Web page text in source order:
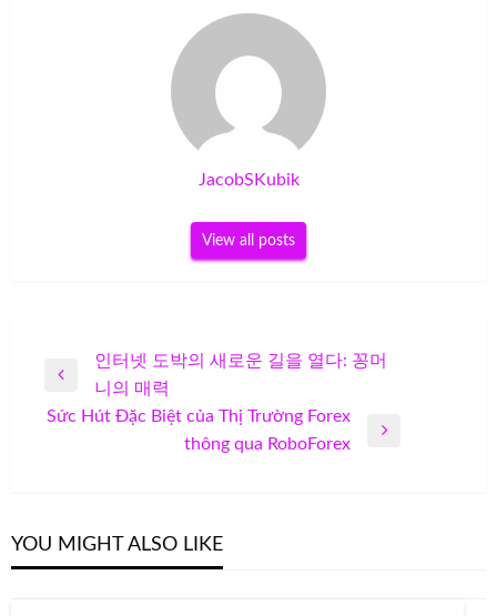
JacobSKubik
View all posts
navigation
Previous
Post
인터넷 도박의 새로운 길을 열다: 꽁머
니의 매력
Sức Hút Đặc Biệt của Thị Trường Forex
thông qua RoboForex
YOU MIGHT ALSO LIKE